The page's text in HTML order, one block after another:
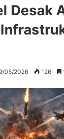
Desak
05/2026 126